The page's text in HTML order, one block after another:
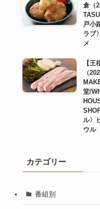
倉（
戸小
ラブ
メ
【
（
堂/
ル〉
ウル
カテゴリー
番組別